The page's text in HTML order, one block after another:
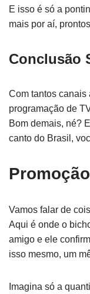
E isso é só a
mais por aí,
Conclusão
Com tantos canais
programação de
Bom demais, né?
canto do Brasil,
Vamos falar de
Aqui é onde o
amigo e ele
isso mesmo, um
Imagina só a